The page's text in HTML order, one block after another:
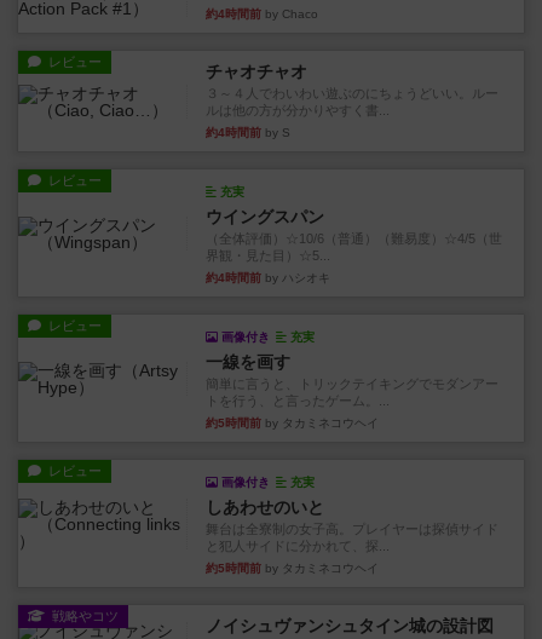
約4時間前 by Chaco
レビュー チャオチャオ
３～４人でわいわい遊ぶのにちょうどいい。ルー
ルは他の方が分かりやすく書...
約4時間前 by S
レビュー
充実
ウイングスパン
（全体評価）☆10/6（普通）（難易度）☆4/5（世
界観・見た目）☆5...
約4時間前 by ハシオキ
レビュー
画像付き 充実
一線を画す
簡単に言うと、トリックテイキングでモダンアー
トを行う、と言ったゲーム。...
約5時間前 by タカミネコウヘイ
レビュー
画像付き 充実
しあわせのいと
舞台は全寮制の女子高。プレイヤーは探偵サイド
と犯人サイドに分かれて、探...
約5時間前 by タカミネコウヘイ
戦略やコツ ノイシュヴァンシュタイン城の設計図